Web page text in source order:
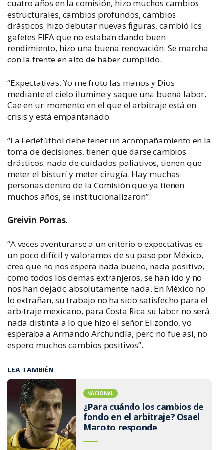
cuatro años en la comisión, hizo muchos cambios
estructurales, cambios profundos, cambios
drásticos, hizo debutar nuevas figuras, cambió los
gafetes FIFA que no estaban dando buen
rendimiento, hizo una buena renovación. Se marcha
con la frente en alto de haber cumplido.
“Expectativas. Yo me froto las manos y Dios
mediante el cielo ilumine y saque una buena labor.
Cae en un momento en el que el arbitraje está en
crisis y está empantanado.
“La Fedefútbol debe tener un acompañamiento en la
toma de decisiones, tienen que darse cambios
drásticos, nada de cuidados paliativos, tienen que
meter el bisturí y meter cirugía. Hay muchas
personas dentro de la Comisión que ya tienen
muchos años, se institucionalizaron”.
Greivin Porras.
“A veces aventurarse a un criterio o expectativas es
un poco difícil y valoramos de su paso por México,
creo que no nos espera nada bueno, nada positivo,
como todos los demás extranjeros, se han ido y no
nos han dejado absolutamente nada. En México no
lo extrañan, su trabajo no ha sido satisfecho para el
arbitraje mexicano, para Costa Rica su labor no será
nada distinta a lo que hizo el señor Elizondo, yo
esperaba a Armando Archundía, pero no fue así, no
espero muchos cambios positivos”.
LEA TAMBIÉN
NACIONAL
¿Para cuándo los cambios de
fondo en el arbitraje? Osael
Maroto responde